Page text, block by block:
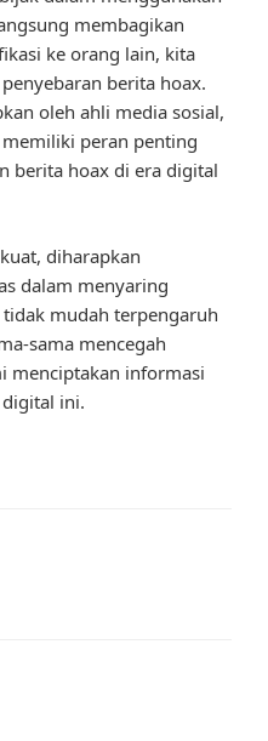
membagikan
ke orang lain, kita
berita hoax.
oleh ahli media sosial,
memiliki peran penting
berita hoax di era digital
diharapkan
dalam menyaring
mudah terpengaruh
sama mencegah
menciptakan informasi
ini.